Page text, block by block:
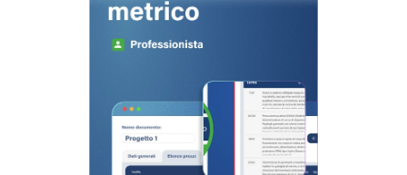
metrico
Seleziona le voci dal prezzario e
genera il computo metrico
direttamente sulla piattaforma.